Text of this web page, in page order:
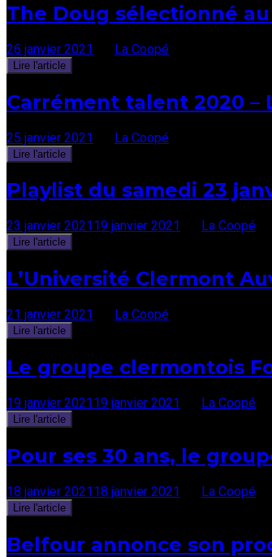
The Doug sélectionné
26 janvier 2021 La Coopé
Lire l'article
Carrément talent 2020 –
25 janvier 2021 La Coopé
Lire l'article
Playlist du samedi 23
23 janvier 2021 19 janvier 2021 La Coopé
Lire l'article
L’Université Clermont
21 janvier 2021 La Coopé
Lire l'article
Le groupe clermontois
19 janvier 202119 janvier 2021 La Coopé
Lire l'article
Pour ses 30 ans, le
18 janvier 202118 janvier 2021 La Coopé
Lire l'article
Belfour annonce son